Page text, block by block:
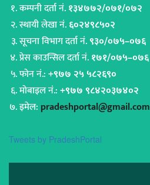
कम्पनी दर्ता नं.१३४७७२/०७१/०७२
स्थायी लेखा नं.६०२४९८५०२
सूचना विभाग दर्ता नं.९३०/०७५–०७६
प्रेस काउन्सिल दर्ता नं.१७१/०७५–०७६
फोन नं.:+९७७ २५ ५८२६९०
मोबाइल नं.:+९७७ ९८४२०३७४०२
इमेल: pradeshportal@gmail.com
Tweets by PradeshPortal